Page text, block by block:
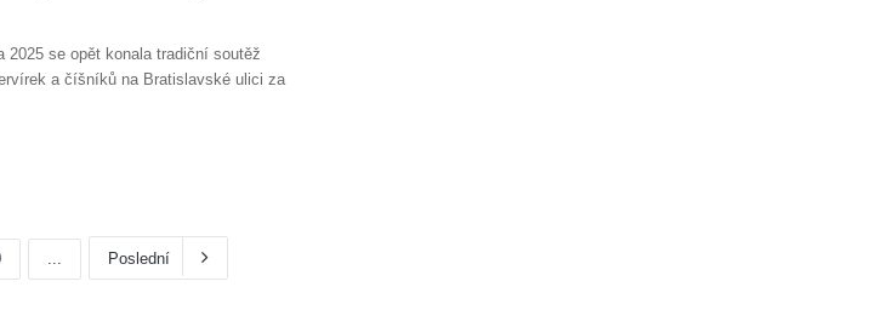
2025 se opět konala tradiční soutěž
a číšníků na Bratislavské ulici za
... Poslední